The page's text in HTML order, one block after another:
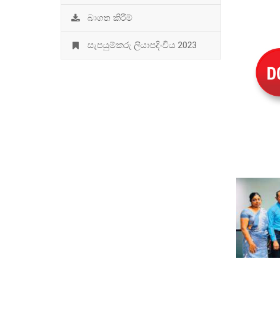
බාගත කිරීම්
සැපයුම්කරු ලියාපදිංචිය 2023